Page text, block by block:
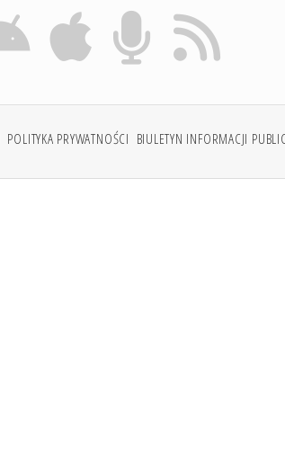
POLITYKA PRYWATNOŚCI BIULETYN INFORMACJI